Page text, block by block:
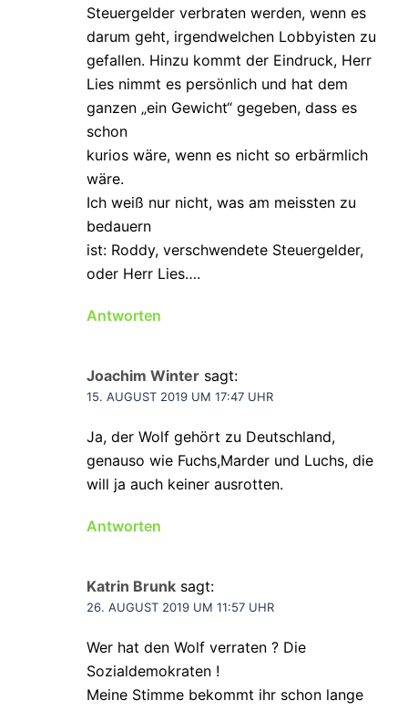
Steuergelder verbraten werden, wenn es
darum geht, irgendwelchen Lobbyisten zu
gefallen. Hinzu kommt der Eindruck, Herr
Lies nimmt es persönlich und hat dem
ganzen „ein Gewicht“ gegeben, dass es
schon
kurios wäre, wenn es nicht so erbärmlich
wäre.
Ich weiß nur nicht, was am meissten zu
bedauern
ist: Roddy, verschwendete Steuergelder,
oder Herr Lies….
Antworten
Joachim Winter sagt:
15. AUGUST 2019 UM 17:47 UHR
Ja, der Wolf gehört zu Deutschland,
genauso wie Fuchs,Marder und Luchs, die
will ja auch keiner ausrotten.
Antworten
Katrin Brunk sagt:
26. AUGUST 2019 UM 11:57 UHR
Wer hat den Wolf verraten ? Die
Sozialdemokraten !
Meine Stimme bekommt ihr schon lange